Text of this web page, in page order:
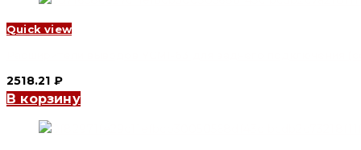
Quick view
2518.21 ₽
В корзину